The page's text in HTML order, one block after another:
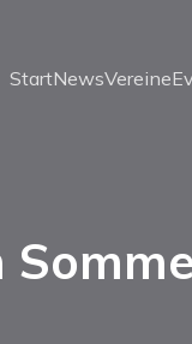
StartNewsVereine